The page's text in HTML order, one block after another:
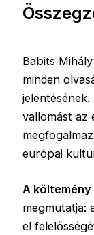
Babits
minden
vallomást az
európai
A
megmutatja:
el